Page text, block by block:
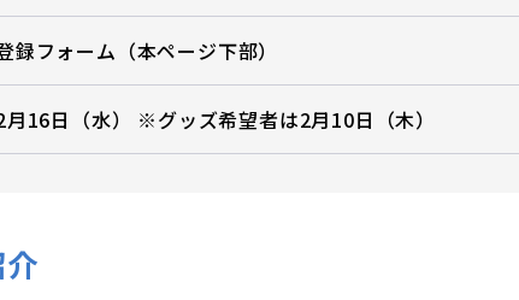
録フォーム（本ページ下部）
月16日（水） ※グッズ希望者は2月10日（木）